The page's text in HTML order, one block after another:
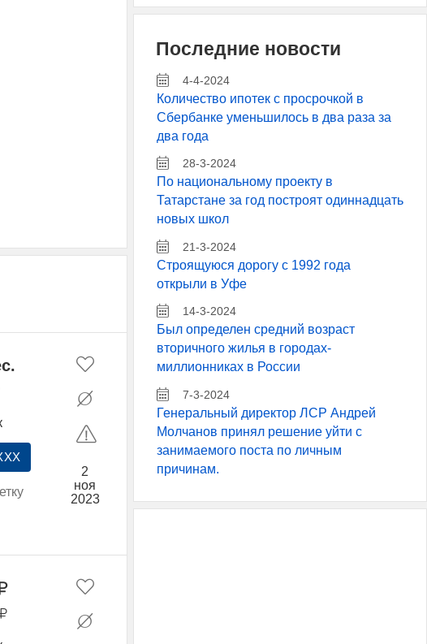
2
ноя
2023
Последние новости
4-4-2024
Количество ипотек с просрочкой в
Сбербанке уменьшилось в два раза за
два года
28-3-2024
По национальному проекту в
Татарстане за год построят одиннадцать
новых школ
21-3-2024
Строящуюся дорогу с 1992 года
открыли в Уфе
14-3-2024
Был определен средний возраст
вторичного жилья в городах-
миллионниках в России
7-3-2024
Генеральный директор ЛСР Андрей
Молчанов принял решение уйти с
занимаемого поста по личным
причинам.